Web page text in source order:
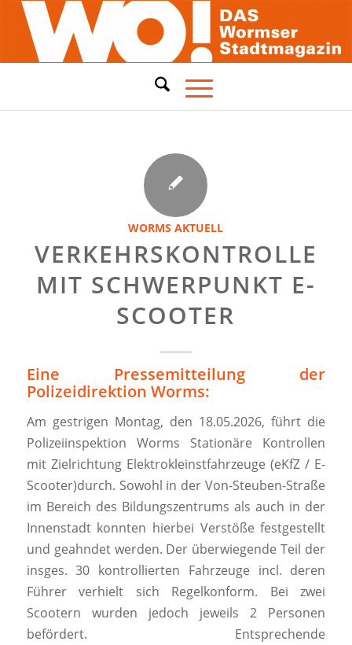
WORMS AKTUELL
VERKEHRSKONTROLLE
MIT SCHWERPUNKT E-
SCOOTER
Eine Pressemitteilung der
Polizeidirektion Worms:
Am gestrigen Montag, den 18.05.2026, führt die
Polizeiinspektion Worms Stationäre Kontrollen
mit Zielrichtung Elektrokleinstfahrzeuge (eKfZ / E-
Scooter)durch. Sowohl in der Von-Steuben-Straße
im Bereich des Bildungszentrums als auch in der
Innenstadt konnten hierbei Verstöße festgestellt
und geahndet werden. Der überwiegende Teil der
insges. 30 kontrollierten Fahrzeuge incl. deren
Führer verhielt sich Regelkonform. Bei zwei
Scootern wurden jedoch jeweils 2 Personen
befördert. Entsprechende